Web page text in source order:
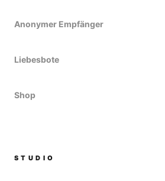
Anonymer Empfänger
Liebesbote
Shop
STUDIO